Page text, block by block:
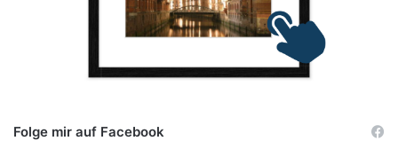
Folge mir auf Facebook